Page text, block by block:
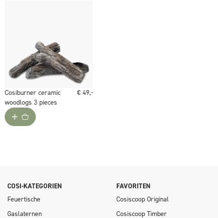
Cosiburner ceramic
woodlogs 3 pieces
€ 49,-
COSI-KATEGORIEN
Feuertische
Gaslaternen
FAVORITEN
Cosiscoop Original
Cosiscoop Timber